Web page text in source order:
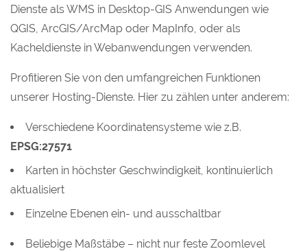
Dienste als WMS in Desktop-GIS Anwendungen wie
QGIS, ArcGIS/ArcMap oder MapInfo, oder als
Kacheldienste in Webanwendungen verwenden.
Profitieren Sie von den umfangreichen Funktionen
unserer Hosting-Dienste. Hier zu zählen unter anderem:
Verschiedene Koordinatensysteme wie z.B.
EPSG:27571
Karten in höchster Geschwindigkeit, kontinuierlich
aktualisiert
Einzelne Ebenen ein- und ausschaltbar
Beliebige Maßstäbe – nicht nur feste Zoomlevel